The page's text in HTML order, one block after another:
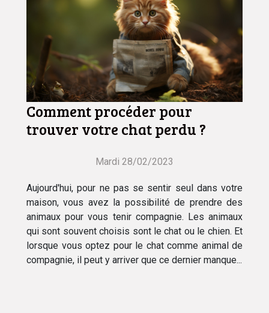
Comment procéder pour
trouver votre chat perdu ?
Mardi 28/02/2023
Aujourd'hui, pour ne pas se sentir seul dans votre
maison, vous avez la possibilité de prendre des
animaux pour vous tenir compagnie. Les animaux
qui sont souvent choisis sont le chat ou le chien. Et
lorsque vous optez pour le chat comme animal de
compagnie, il peut y arriver que ce dernier manque...